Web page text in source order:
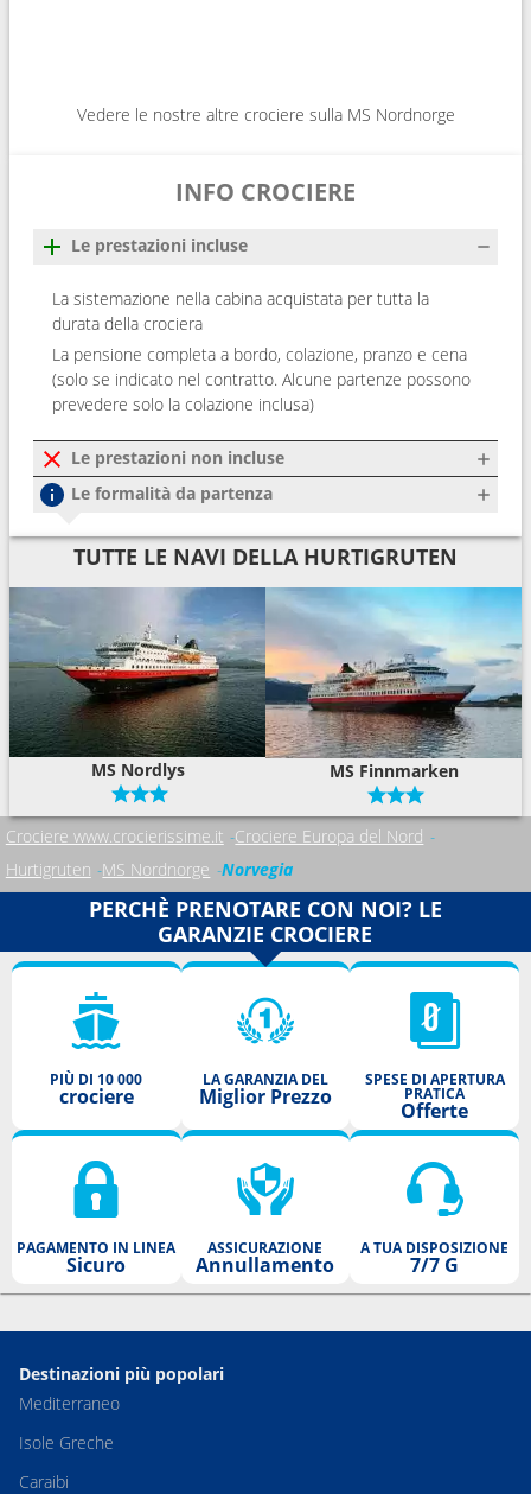
Vedere le nostre altre crociere sulla MS Nordnorge
INFO CROCIERE
Le prestazioni incluse
La sistemazione nella cabina acquistata per tutta la
durata della crociera
La pensione completa a bordo, colazione, pranzo e cena
(solo se indicato nel contratto. Alcune partenze possono
prevedere solo la colazione inclusa)
Le prestazioni non incluse
Le formalità da partenza
TUTTE LE NAVI DELLA HURTIGRUTEN
MS Nordlys MS Finnmarken
Crociere www.crocierissime.it Crociere Europa del Nord
Hurtigruten MS Nordnorge Norvegia
PERCHÈ PRENOTARE CON NOI? LE
GARANZIE CROCIERE
PIÙ DI 10 000
crociere
LA GARANZIA DEL
Miglior Prezzo
SPESE DI APERTURA
PRATICA
Offerte
PAGAMENTO IN LINEA
Sicuro
ASSICURAZIONE
Annullamento
A TUA DISPOSIZIONE
7/7 G
Destinazioni più popolari
Mediterraneo
Isole Greche
Caraibi